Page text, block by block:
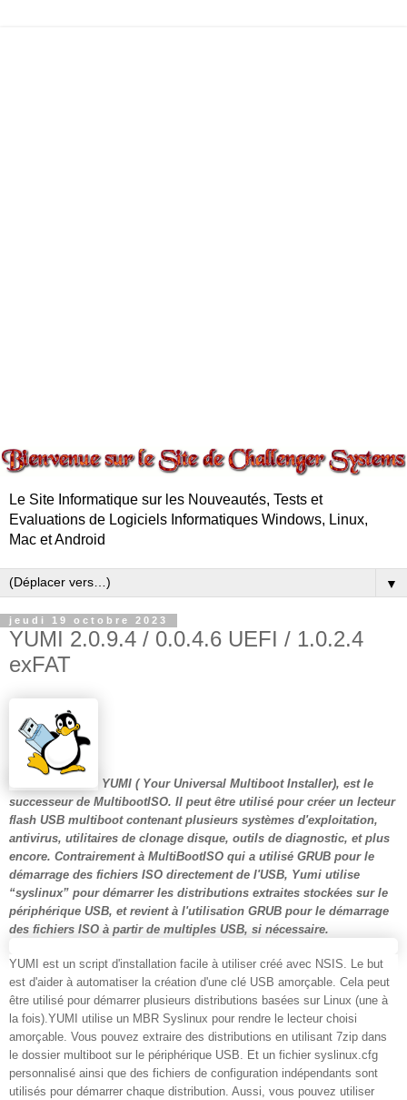
Le Site Informatique sur les Nouveautés, Tests et
Evaluations de Logiciels Informatiques Windows, Linux,
Mac et Android
▼
jeudi 19 octobre 2023
YUMI 2.0.9.4 / 0.0.4.6 UEFI / 1.0.2.4
exFAT
YUMI ( Your Universal Multiboot Installer), est le
successeur de MultibootISO. Il peut être utilisé pour créer un lecteur
flash USB multiboot contenant plusieurs systèmes d'exploitation,
antivirus, utilitaires de clonage disque, outils de diagnostic, et plus
encore. Contrairement à MultiBootISO qui a utilisé GRUB pour le
démarrage des fichiers ISO directement de l'USB, Yumi utilise
“syslinux” pour démarrer les distributions extraites stockées sur le
périphérique USB, et revient à l'utilisation GRUB pour le démarrage
des fichiers ISO à partir de multiples USB, si nécessaire.
YUMI est un script d'installation facile à utiliser créé avec NSIS. Le but
est d'aider à automatiser la création d'une clé USB amorçable. Cela peut
être utilisé pour démarrer plusieurs distributions basées sur Linux (une à
la fois).YUMI utilise un MBR Syslinux pour rendre le lecteur choisi
amorçable. Vous pouvez extraire des distributions en utilisant 7zip dans
le dossier multiboot sur le périphérique USB. Et un fichier syslinux.cfg
personnalisé ainsi que des fichiers de configuration indépendants sont
utilisés pour démarrer chaque distribution. Aussi, vous pouvez utiliser